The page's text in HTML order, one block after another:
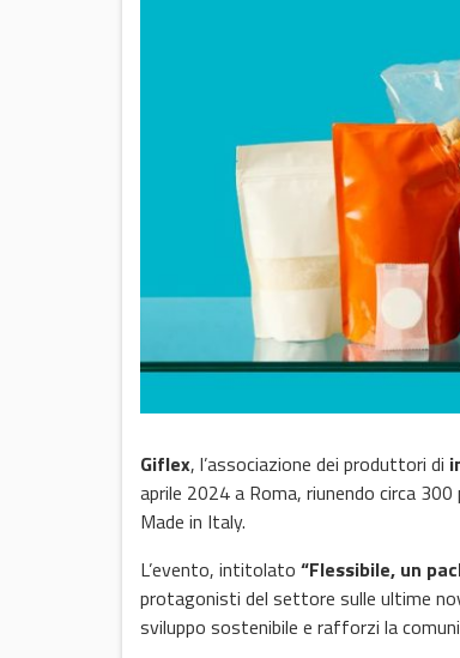
Giflex, l’associazione dei produttori di
aprile 2024 a Roma, riunendo circa
Made in Italy.
L’evento, intitolato “Flessibile, un
protagonisti del settore sulle ultime
sviluppo sostenibile e rafforzi la